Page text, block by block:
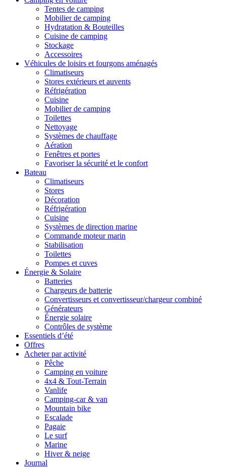
Tentes de camping
Mobilier de camping
Hydratation & Bouteilles
Cuisine de camping
Stockage
Accessoires
Véhicules de loisirs et fourgons aménagés
Climatiseurs
Stores extérieurs et auvents
Réfrigération
Cuisine
Mobilier de camping
Toilettes
Nettoyage
Systèmes de chauffage
Aération
Fenêtres et portes
Favoriser la sécurité et le confort
Bateau
Climatiseurs
Stores
Décoration
Réfrigération
Cuisine
Systèmes de direction marine
Commande moteur marin
Stabilisation
Toilettes
Pompes et cuves
Énergie & Solaire
Batteries
Chargeurs de batterie
Convertisseurs et convertisseur/chargeur combiné
Générateurs
Énergie solaire
Contrôles de système
Essentiels d’été
Offres
Acheter par activité
Pêche
Camping en voiture
4x4 & Tout-Terrain
Vanlife
Camping-car & van
Mountain bike
Escalade
Pagaie
Le surf
Marine
Hiver & neige
Journal